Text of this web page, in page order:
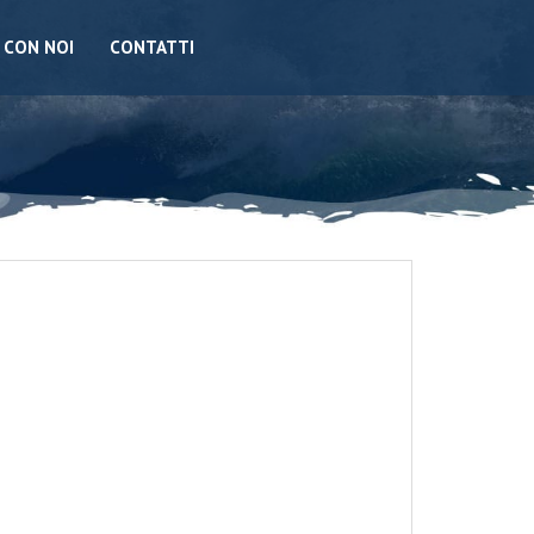
CON NOI CONTATTI